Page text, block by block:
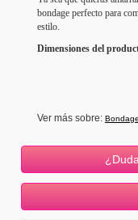
bondage perfecto para
estilo.
Dimensiones del
Ver más sobre: